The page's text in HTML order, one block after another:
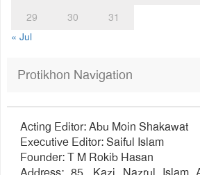
29
30
31
« Jul
Protikhon Navigation
Acting Editor: Abu Moin Shakawat
Executive Editor: Saiful Islam
Founder: T M Rokib Hasan